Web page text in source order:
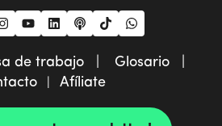
de trabajo |
Glosario |
| Afíliate